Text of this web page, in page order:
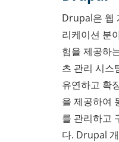
Drupal은 웹
리케이션 분
험을 제공하
츠 관리 시스
유연하고 확
을 제공하여
를 관리하고
다. Drupal